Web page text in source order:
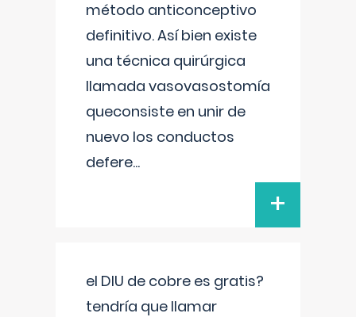
método anticonceptivo
definitivo. Así bien existe
una técnica quirúrgica
llamada vasovasostomía
queconsiste en unir de
nuevo los conductos
defere...
+
el DIU de cobre es gratis?
tendría que llamar